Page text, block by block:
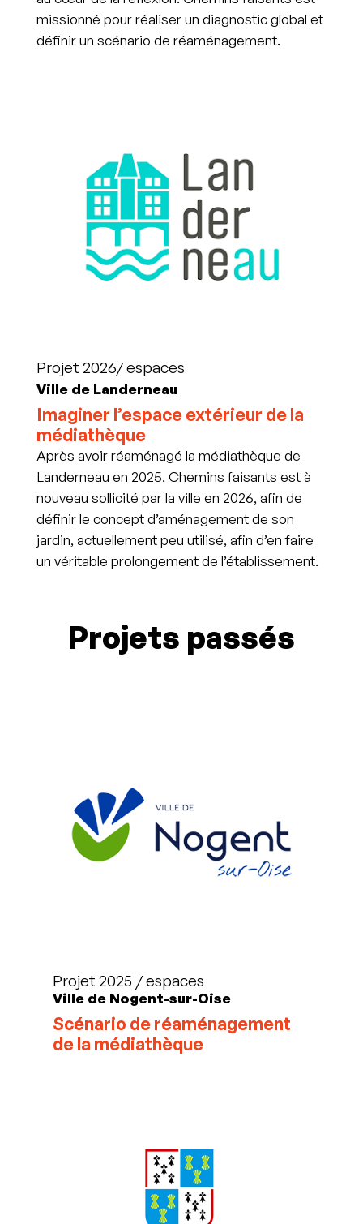
missionné pour réaliser un diagnostic global et
définir un scénario de réaménagement.
Projet 2026/ espaces
Ville de Landerneau
Imaginer l’espace extérieur de la
médiathèque
Après avoir réaménagé la médiathèque de
Landerneau en 2025, Chemins faisants est à
nouveau sollicité par la ville en 2026, afin de
définir le concept d’aménagement de son
jardin, actuellement peu utilisé, afin d’en faire
un véritable prolongement de l’établissement.
Projets passés
Projet 2025 / espaces
Ville de Nogent-sur-Oise
Scénario de réaménagement
de la médiathèque